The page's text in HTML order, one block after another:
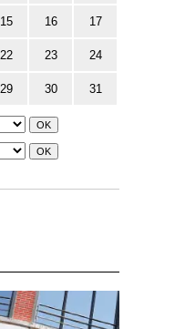
15 16 17
22 23 24
29 30 31